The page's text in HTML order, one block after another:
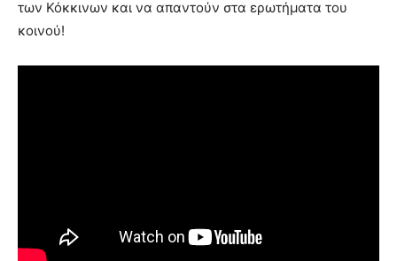
των Κόκκινων και να απαντούν στα ερωτήματα του
κοινού!